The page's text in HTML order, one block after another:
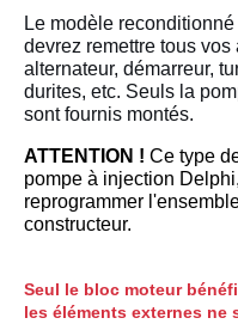
Le modèle
devrez remettre tous
alternateur, démarreur,
durites, etc. Seuls la
sont fournis montés.
ATTENTION ! Ce type
pompe à injection
reprogrammer
constructeur.
Seul le bloc moteur
les éléments externes ne